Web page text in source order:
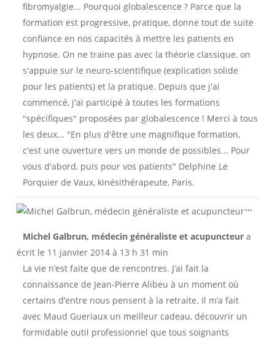
fibromyalgie... Pourquoi globalescence ? Parce que la
formation est progressive, pratique, donne tout de suite
confiance en nos capacités à mettre les patients en
hypnose. On ne traine pas avec la théorie classique, on
s'appuie sur le neuro-scientifique (explication solide
pour les patients) et la pratique. Depuis que j'ai
commencé, j'ai participé à toutes les formations
"spécifiques" proposées par globalescence ! Merci à tous
les deux... "En plus d'être une magnifique formation,
c'est une ouverture vers un monde de possibles... Pour
vous d'abord, puis pour vos patients" Delphine Le
Porquier de Vaux, kinésithérapeute, Paris.
Michel Galbrun, médecin généraliste et acupuncteur a
écrit le 11 janvier 2014 à 13 h 31 min
La vie n’est faite que de rencontres. J’ai fait la
connaissance de Jean-Pierre Alibeu à un moment où
certains d’entre nous pensent à la retraite. Il m’a fait
avec Maud Gueriaux un meilleur cadeau, découvrir un
formidable outil professionnel que tous soignants
...